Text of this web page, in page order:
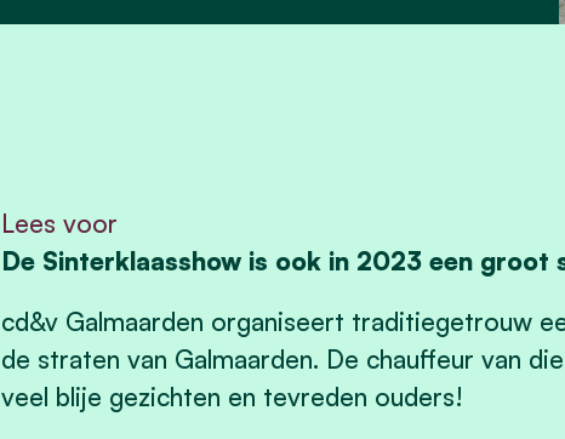
Lees voor
De Sinterklaasshow is ook in 2023 een groot
cd&v Galmaarden organiseert traditiegetrouw
de straten van Galmaarden. De chauffeur van
veel blije gezichten en tevreden ouders!